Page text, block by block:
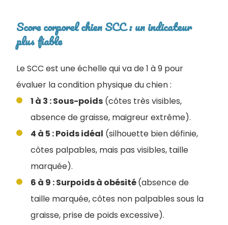
Score corporel chien SCC : un indicateur
plus fiable
Le SCC est une échelle qui va de 1 à 9 pour
évaluer la condition physique du chien :
1 à 3 : Sous-poids (côtes très visibles,
absence de graisse, maigreur extrême).
4 à 5 : Poids idéal (silhouette bien définie,
côtes palpables, mais pas visibles, taille
marquée).
6 à 9 : Surpoids à obésité(absence de
taille marquée, côtes non palpables sous la
graisse, prise de poids excessive).